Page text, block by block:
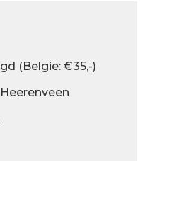
(Belgie: €35,-)